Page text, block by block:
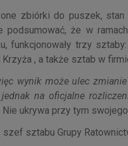
zbiórki do puszek,
że w
funkcjonowały trzy
, a także sztab w
wynik może ulec
na oficjalne
Nie ukrywa przy tym
sztabu Grupy